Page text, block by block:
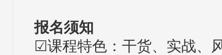
报名须知
☑课程特色：干货、实战、